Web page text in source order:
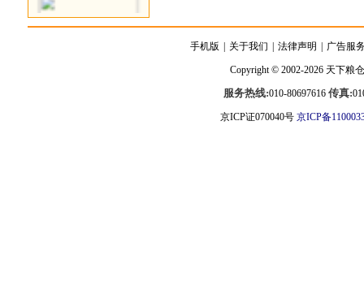
手机版 关于我们 法律声明 广告服
Copyright © 2002-2026 天下粮仓
服务热线:010-80697616 传真:
京ICP证070040号 京ICP备